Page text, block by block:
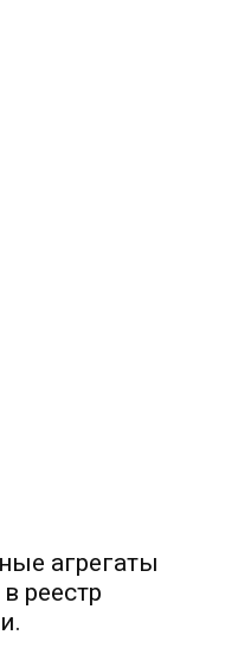
агрегаты
реестр